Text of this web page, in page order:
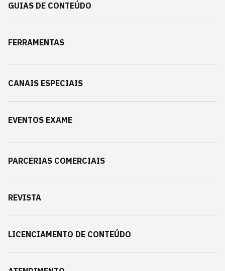
GUIAS DE CONTEÚDO
FERRAMENTAS
CANAIS ESPECIAIS
EVENTOS EXAME
PARCERIAS COMERCIAIS
REVISTA
LICENCIAMENTO DE CONTEÚDO